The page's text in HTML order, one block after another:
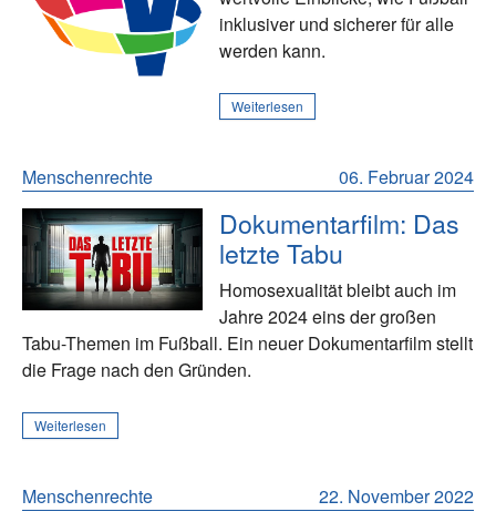
inklusiver und sicherer für alle
werden kann.
Weiterlesen
06. Februar 2024
Menschenrechte
Dokumentarfilm: Das
letzte Tabu
Homosexualität bleibt auch im
Jahre 2024 eins der großen
Tabu-Themen im Fußball. Ein neuer Dokumentarfilm stellt
die Frage nach den Gründen.
Weiterlesen
22. November 2022
Menschenrechte